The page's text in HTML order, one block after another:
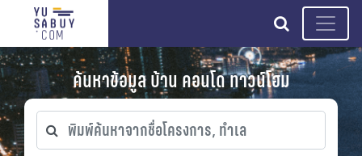
search
ค้นหาข้อมูล บ้าน คอนโด ทาวน์โฮม
พิมพ์ค้นหาจากชื่อโครงการ, ทำเล